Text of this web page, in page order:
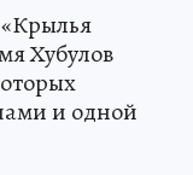
Хубулов
и одной